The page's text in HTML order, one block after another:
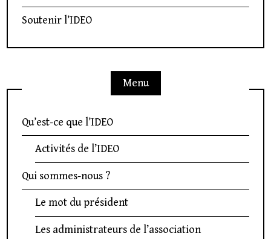
Soutenir l’IDEO
Menu
Qu’est-ce que l’IDEO
Activités de l’IDEO
Qui sommes-nous ?
Le mot du président
Les administrateurs de l’association